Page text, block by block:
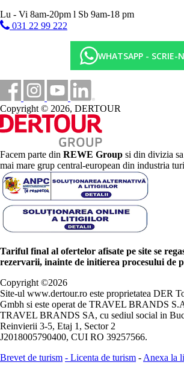
Lu - Vi 8am-20pm l Sb 9am-18 pm
031 22 99 222
WHATSAPP - SCRIE-
Copyright © 2026, DERTOUR
Facem parte din REWE Group si din divizia sa
mai mare grup central-european din industria
Tariful final al ofertelor afisate pe site se
rezervarii, inainte de initierea procesului de
Copyright ©2026
Site-ul www.dertour.ro este proprietatea DER
Gmbh si este operat de TRAVEL BRANDS
TRAVEL BRANDS SA, cu sediul social in
Reinvierii 3-5, Etaj 1, Sector 2
J2018005790400, CUI RO 39257566.
Brevet de turism - Licenta de turism - Anexa la